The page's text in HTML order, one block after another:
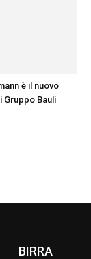
è il nuovo
Gruppo Bauli
BIRRA